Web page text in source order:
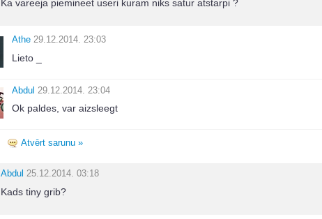
Ka vareeja piemineet useri kuram niks satur atstarpi ?
Athe 29.12.2014. 23:03
Lieto _
Abdul 29.12.2014. 23:04
Ok paldes, var aizsleegt
Atvērt sarunu »
Abdul 25.12.2014. 03:18
Kads tiny grib?